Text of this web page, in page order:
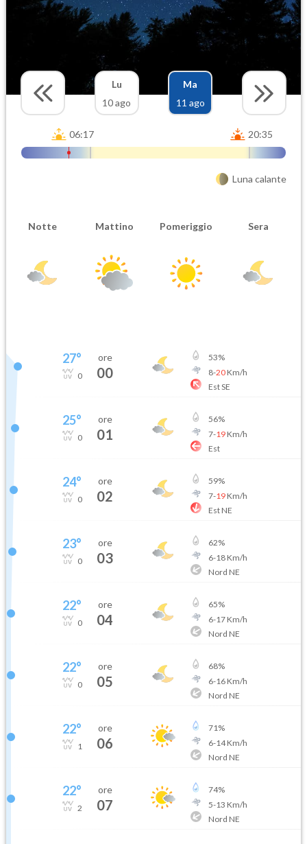
Lu
10 ago
Ma
11 ago
06:17 20:35
Luna calante
Notte Mattino Pomeriggio Sera
27°
0
ore
00
53%
8-20Km/h
Est SE
25°
0
ore
01
56%
7-19Km/h
Est
24°
0
ore
02
59%
7-19Km/h
Est NE
23°
0
ore
03
62%
6-18Km/h
Nord NE
22°
0
ore
04
65%
6-17Km/h
Nord NE
22°
0
ore
05
68%
6-16Km/h
Nord NE
22°
1
ore
06
71%
6-14Km/h
Nord NE
22°
2
ore
07
74%
5-13 Km/h
Nord NE